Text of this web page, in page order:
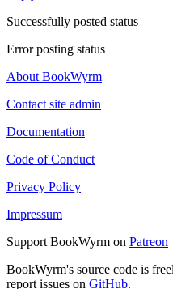
Successfully posted status
Error posting status
About BookWyrm
Contact site admin
Documentation
Code of Conduct
Privacy Policy
Impressum
Support BookWyrm on Patreon
BookWyrm's source code is
report issues on GitHub.